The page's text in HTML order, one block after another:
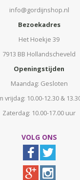
info@gordijnshop.nl
Bezoekadres
Het Hoekje 39
7913 BB Hollandscheveld
Openingstijden
Maandag: Gesloten
vrijdag: 10.00-12.30 &
Zaterdag: 10.00-17.00 uur
VOLG ONS